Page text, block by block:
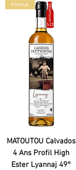
France
MATOUTOU Calvados
4 Ans Profil High
Ester Lyannaj 49°